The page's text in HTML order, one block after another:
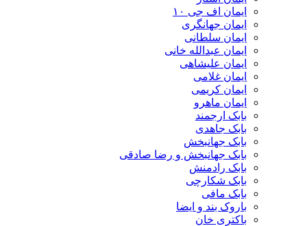
ایمان اف جی ۱۰
ایمان جهانگری
ایمان سلطانی
ایمان عبدالله خانی
ایمان علیشاهی
ایمان غلامی
ایمان کریمی
ایمان ماهرو
بابک ارجمند
بابک جاهدی
بابک جهانبخش
بابک جهانبخش و رضا صادقی
بابک رادمنش
بابک شکارچی
بابک مافی
باروک بند و ایضا
باکتری خان